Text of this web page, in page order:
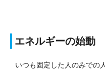
エネルギーの始動
いつも固定した人のみでの